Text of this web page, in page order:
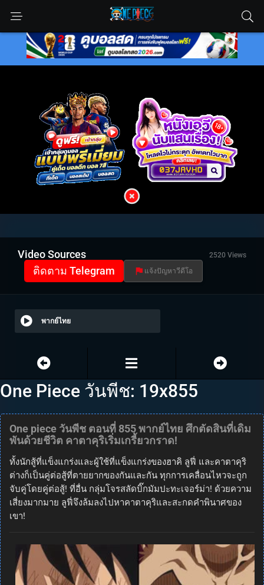
Video Sources 2520 Views
ติดตาม Telegram แจ้งปัญหาวีดีโอ
พากย์ไทย
One Piece วันพีช: 19x855
One piece วันพีช ตอนที่ 855 พากย์ไทย ศึกตัดสินที่เดิม
พันด้วยชีวิต คาตาคุริเริ่มเกรี้ยวกราด!
ทั้งนักสู้ที่แข็งแกร่งและผู้ใช้ที่แข็งแกร่งของฮาคิ ลูฟี่ และคาตาคุริ
ต่างก็เป็นคู่ต่อสู้ที่ตายยากของกันและกัน ทุกการเคลื่อนไหวจะถูก
จับคู่โดยคู่ต่อสู้! ที่อื่น กลุ่มโจรสลัดบิ๊กมัมปะทะเจอร์ม่า! ด้วยความ
เสี่ยงมากมาย ลูฟี่จึงล้มลงไปหาคาตาคุริและสะกดคำพินาศของ
เขา!